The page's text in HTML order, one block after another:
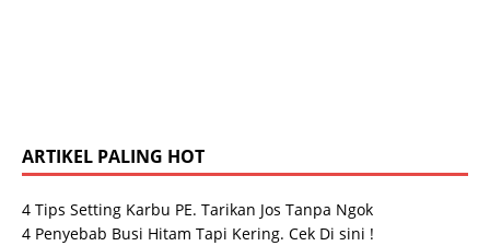
ARTIKEL PALING HOT
4 Tips Setting Karbu PE. Tarikan Jos Tanpa Ngok
4 Pеnуеbаb Buѕі Hіtаm Tapi Kering. Cek Di sini !